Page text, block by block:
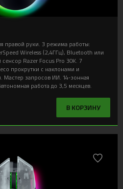
правой руки. 3 режима работы:
Wireless (2,4ГГц), Bluetooth или
Razer Focus Pro 30K. 7
прокрутки с наклонами и
Мастер запросов ИИ. 14-зонная
работа до 3,5 месяцев.
В КОРЗИНУ